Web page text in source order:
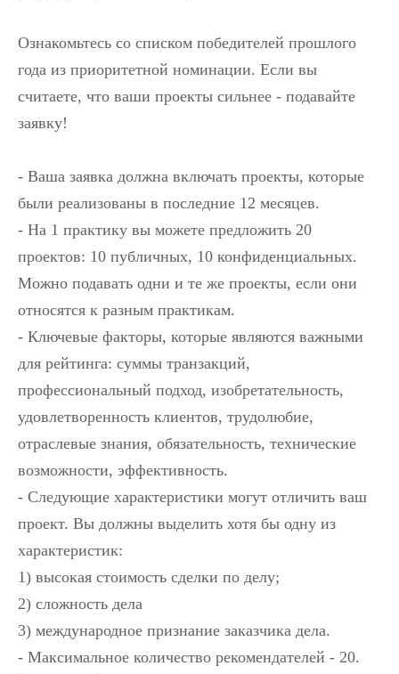
Ознакомьтесь со списком победителей прошлого
года из приоритетной номинации. Если вы
считаете, что ваши проекты сильнее - подавайте
заявку!
- Ваша заявка должна включать проекты, которые
были реализованы в последние 12 месяцев.
- На 1 практику вы можете предложить 20
проектов: 10 публичных, 10 конфиденциальных.
Можно подавать одни и те же проекты, если они
относятся к разным практикам.
- Ключевые факторы, которые являются важными
для рейтинга: суммы транзакций,
профессиональный подход, изобретательность,
удовлетворенность клиентов, трудолюбие,
отраслевые знания, обязательность, технические
возможности, эффективность.
- Следующие характеристики могут отличить ваш
проект. Вы должны выделить хотя бы одну из
характеристик:
1) высокая стоимость сделки по делу;
2) сложность дела
3) международное признание заказчика дела.
- Максимальное количество рекомендателей - 20.